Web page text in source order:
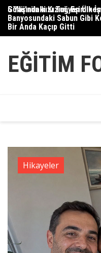
Skip
content
5 Yaşındaki Kızım, Eşimin
Banyosundaki Sabun Gibi
Bir Anda Kaçıp Gitti
Güllü’nün kızı Tuğyan
EĞITIM
Hikayeler